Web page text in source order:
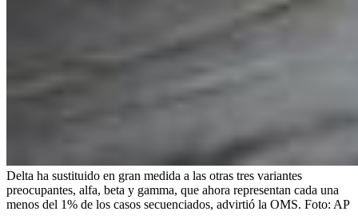
Delta ha sustituido en gran medida a las otras tres variantes
preocupantes, alfa, beta y gamma, que ahora representan cada una
menos del 1% de los casos secuenciados, advirtió la OMS. Foto: AP